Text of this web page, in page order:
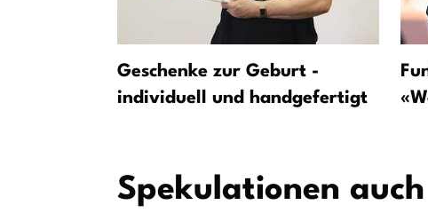
Geschenke zur Geburt -
individuell und handgefertigt
Spekulationen